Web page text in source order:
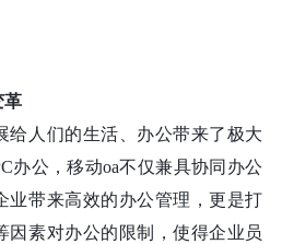
革
给人们的生活、办公带来了极大
办公，移动oa不仅兼具协同办公
业带来高效的办公管理，更是打
因素对办公的限制，使得企业员